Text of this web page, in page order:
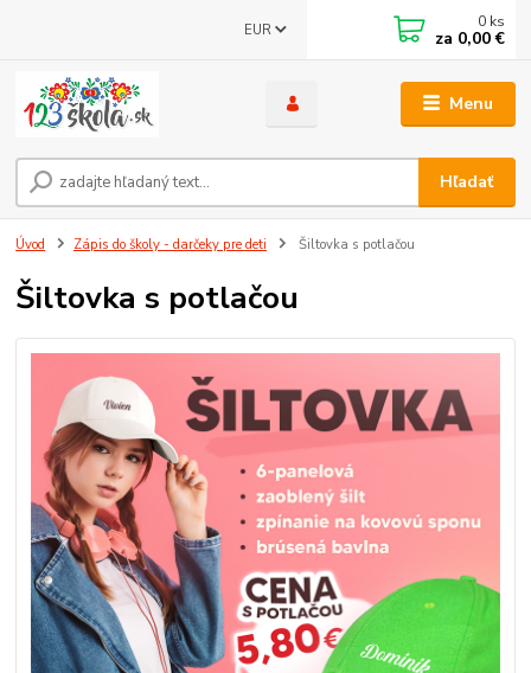
Menu
EUR
Hľadať
0 ks
za 0,00 €
Úvod Zápis do školy - darčeky pre deti Šiltovka s potlačou
Šiltovka s potlačou